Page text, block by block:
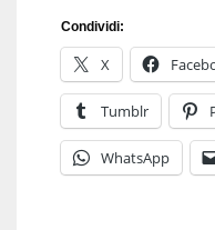
Condividi:
X
Tumblr
WhatsApp